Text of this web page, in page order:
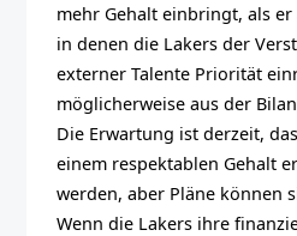
mehr Gehalt einbringt, als
in denen die Lakers der
externer Talente Priorität
möglicherweise aus der
Die Erwartung ist derzeit,
einem respektablen Gehalt
werden, aber Pläne können
Wenn die Lakers ihre